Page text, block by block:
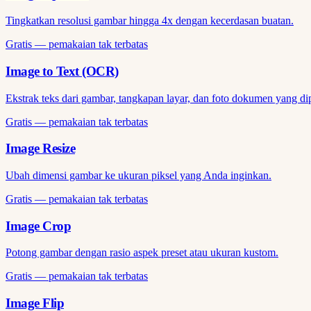
Tingkatkan resolusi gambar hingga 4x dengan kecerdasan buatan.
Gratis — pemakaian tak terbatas
Image to Text (OCR)
Ekstrak teks dari gambar, tangkapan layar, dan foto dokumen yang
Gratis — pemakaian tak terbatas
Image Resize
Ubah dimensi gambar ke ukuran piksel yang Anda inginkan.
Gratis — pemakaian tak terbatas
Image Crop
Potong gambar dengan rasio aspek preset atau ukuran kustom.
Gratis — pemakaian tak terbatas
Image Flip